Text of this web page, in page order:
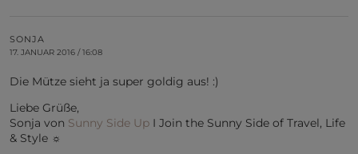
SONJA
17. JANUAR 2016 / 16:08
Die Mütze sieht ja super goldig aus! :)
Liebe Grüße,
Sonja von Sunny Side Up I Join the Sunny Side of Travel, Life
& Style ☼